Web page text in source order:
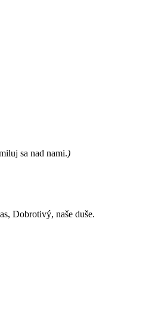
sa nad nami.)
Dobrotivý, naše duše.